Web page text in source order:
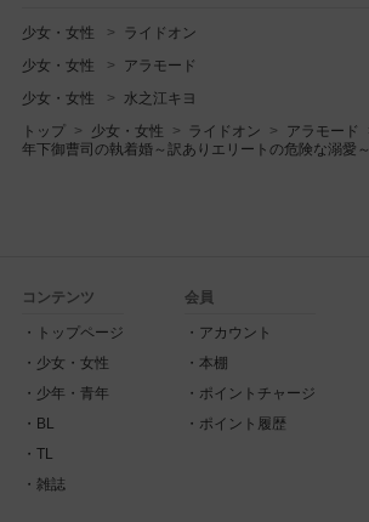
少女・女性 ライドオン
少女・女性 アラモード
少女・女性 水之江キヨ
トップ 少女・女性 ライドオン
アラモード
年下御曹司の執着婚～訳ありエリートの危険な溺愛～
コンテンツ
トップページ
少女・女性
少年・青年
BL
TL
雑誌
会員
アカウント
本棚
ポイントチャージ
ポイント履歴